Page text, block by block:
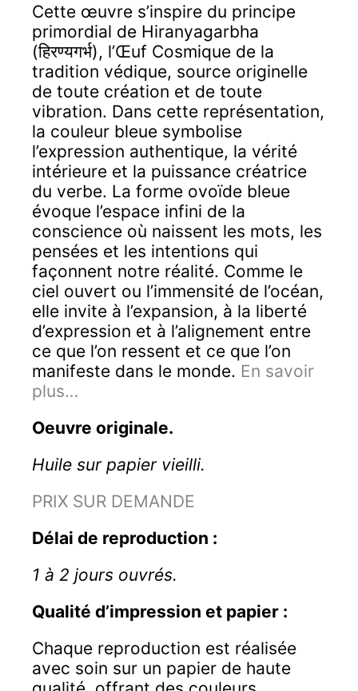
3,00 €
à
150,00 €
Cette œuvre s’inspire du principe
primordial de Hiranyagarbha
(हिरण्यगर्भ), l’Œuf Cosmique de la
tradition védique, source originelle
de toute création et de toute
vibration. Dans cette représentation,
la couleur bleue symbolise
l’expression authentique, la vérité
intérieure et la puissance créatrice
du verbe. La forme ovoïde bleue
évoque l’espace infini de la
conscience où naissent les mots, les
pensées et les intentions qui
façonnent notre réalité. Comme le
ciel ouvert ou l’immensité de l’océan,
elle invite à l’expansion, à la liberté
d’expression et à l’alignement entre
ce que l’on ressent et ce que l’on
manifeste dans le monde. En savoir
plus…
Oeuvre originale.
Huile sur papier vieilli.
PRIX SUR DEMANDE
Délai de reproduction :
1 à 2 jours ouvrés.
Qualité d’impression et papier :
Chaque reproduction est réalisée
avec soin sur un papier de haute